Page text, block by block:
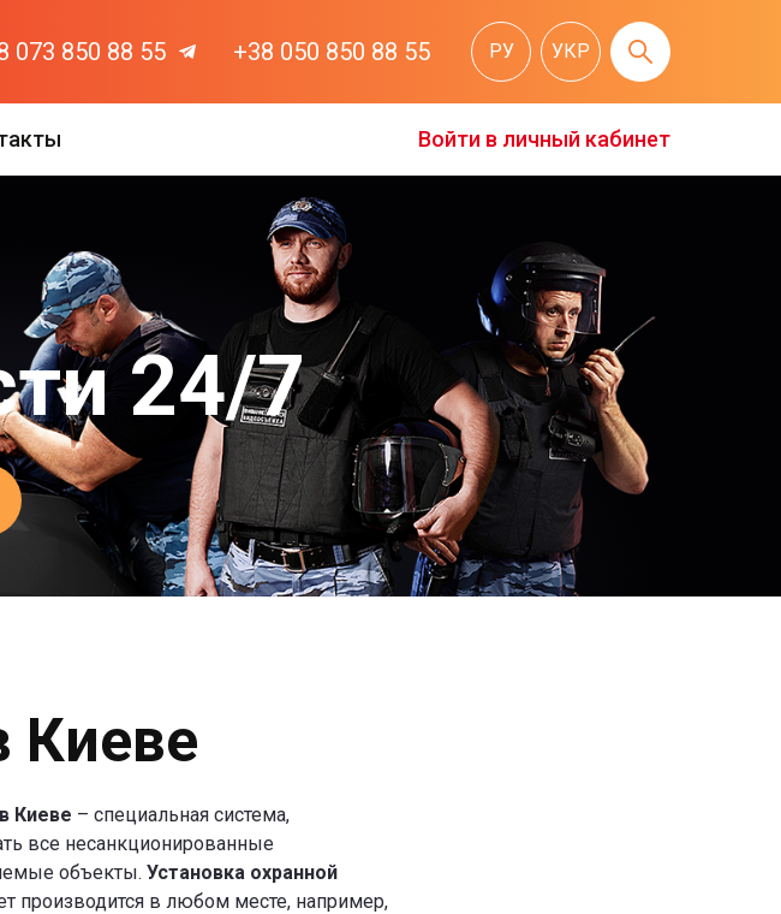
РУ УКР
073 850 88 55 +38 050 850 88 55
Войти в личный кабинет
24/7
Киеве
Киеве – специальная система,
все несанкционированные
объекты. Установка охранной
производится в любом месте, например,